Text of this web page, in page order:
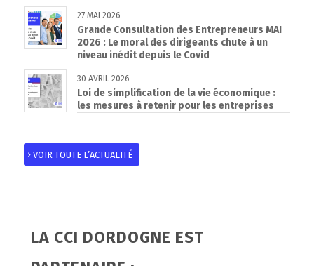
27 MAI 2026
Grande Consultation des Entrepreneurs MAI
2026 : Le moral des dirigeants chute à un
niveau inédit depuis le Covid
30 AVRIL 2026
Loi de simplification de la vie économique :
les mesures à retenir pour les entreprises
VOIR TOUTE L’ACTUALITÉ
LA CCI DORDOGNE EST